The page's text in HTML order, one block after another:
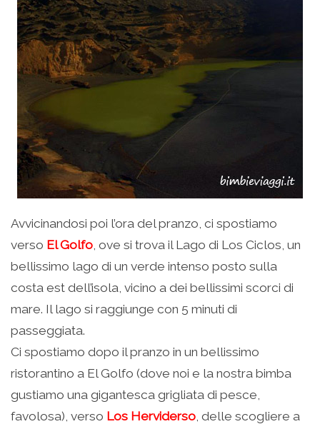
Avvicinandosi poi l’ora del pranzo, ci spostiamo
verso El Golfo , ove si trova il Lago di Los Ciclos, un
bellissimo lago di un verde intenso posto sulla
costa est dell’isola, vicino a dei bellissimi scorci di
mare. Il lago si raggiunge con 5 minuti di
passeggiata.
Ci spostiamo dopo il pranzo in un bellissimo
ristorantino a El Golfo (dove noi e la nostra bimba
gustiamo una gigantesca grigliata di pesce,
favolosa), verso Los Herviderso , delle scogliere a